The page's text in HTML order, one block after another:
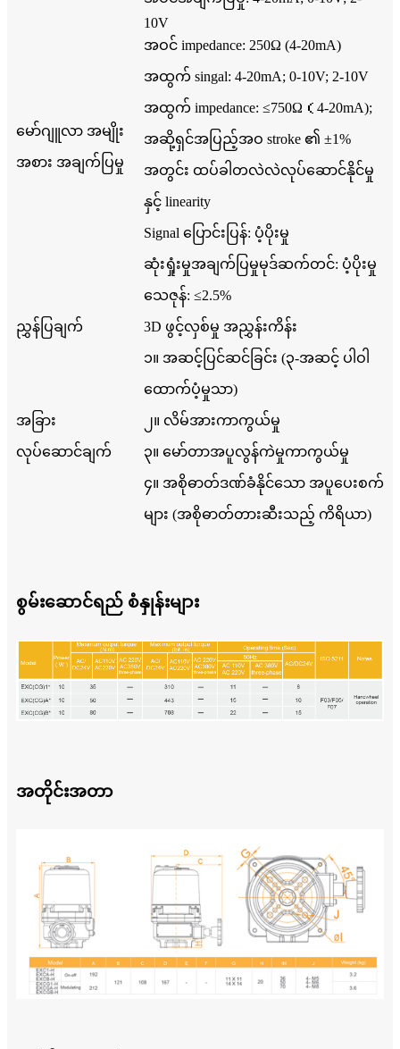
မော်ဂျူလာ အမျိုး
အစား အချက်ပြမှု
10V
အဝင် impedance: 250Ω (4-20mA)
အထွက် singal: 4-20mA; 0-10V; 2-10V
အထွက် impedance: ≤750Ω（4-20mA);
အဆို့ရှင်အပြည့်အဝ stroke ၏ ±1%
အတွင်း ထပ်ခါတလဲလဲလုပ်ဆောင်နိုင်မှု
နှင့် linearity
Signal ပြောင်းပြန်: ပံ့ပိုးမှု
ဆုံးရှုံးမှုအချက်ပြမှုမုဒ်ဆက်တင်: ပံ့ပိုးမှု
သေဇုန်: ≤2.5%
ညွှန်ပြချက် 3D ဖွင့်လှစ်မှု အညွှန်းကိန်း
အခြား
လုပ်ဆောင်ချက်
၁။ အဆင့်ပြင်ဆင်ခြင်း (၃-အဆင့် ပါဝါ
ထောက်ပံ့မှုသာ)
၂။ လိမ်အားကာကွယ်မှု
၃။ မော်တာအပူလွန်ကဲမှုကာကွယ်မှု
၄။ အစိုဓာတ်ဒဏ်ခံနိုင်သော အပူပေးစက်
များ (အစိုဓာတ်တားဆီးသည့် ကိရိယာ)
စွမ်းဆောင်ရည် စံနှုန်းများ
အတိုင်းအတာ